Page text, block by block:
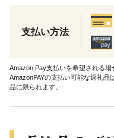
支払い方法
Amazon Pay支払いを希望される場
AmazonPAYの支払い可能な返礼品
品に限られます。